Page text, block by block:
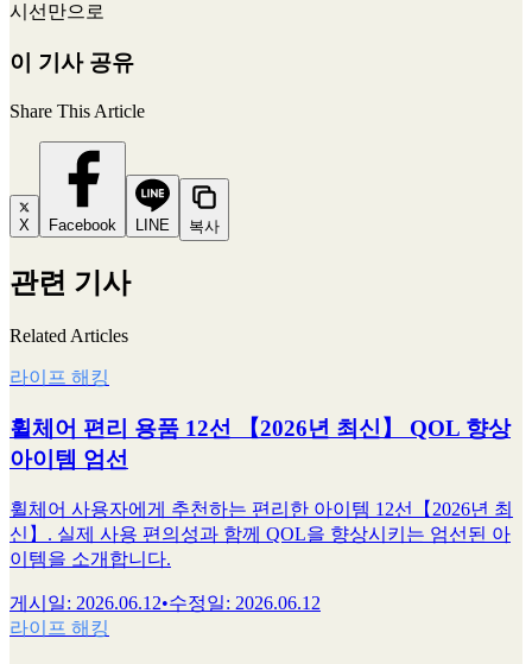
시선만으로
이 기사 공유
Share This Article
X Facebook LINE 복사
관련 기사
Related Articles
라이프 해킹
휠체어 편리 용품 12선 【2026년 최신】 QOL 향상
아이템 엄선
휠체어 사용자에게 추천하는 편리한 아이템 12선【2026년 최
신】. 실제 사용 편의성과 함께 QOL을 향상시키는 엄선된 아
이템을 소개합니다.
게시일: 2026.06.12•수정일: 2026.06.12
라이프 해킹